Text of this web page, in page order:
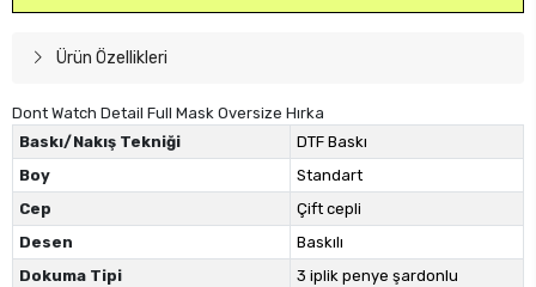
Ürün Özellikleri
Dont Watch Detail Full Mask Oversize Hırka
Baskı/Nakış Tekniği
DTF Baskı
Boy
Standart
Cep
Çift cepli
Desen
Baskılı
Dokuma Tipi
3 iplik penye şardonlu